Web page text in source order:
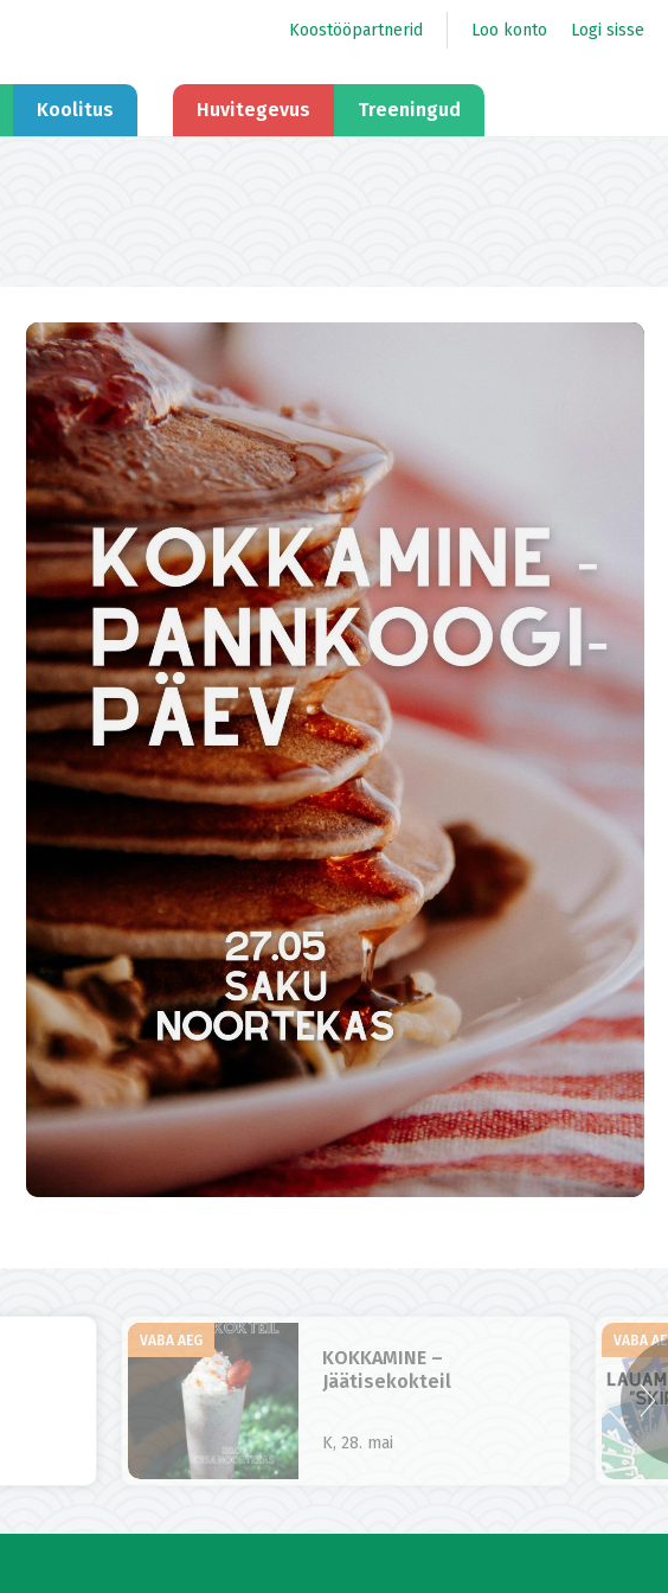
Koostööpartnerid Loo konto Logi sisse
Koolitus Huvitegevus Treeningud
VABA AEG
KOKKAMINE –
Jäätisekokteil
K, 28. mai
VABA